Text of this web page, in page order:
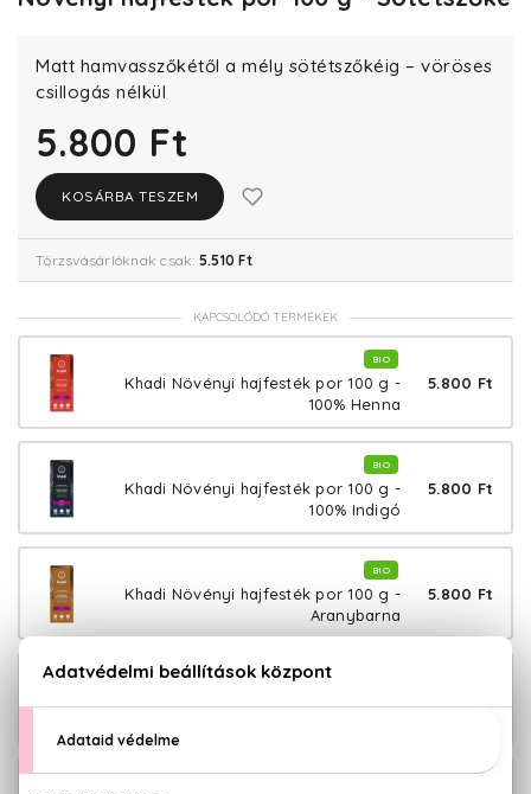
Matt hamvasszőkétől a mély sötétszőkéig – vöröses
csillogás nélkül
5.800 Ft
KOSÁRBA TESZEM
Törzsvásárlóknak csak: 5.510 Ft
KAPCSOLÓDÓ TERMÉKEK
BIO
Khadi Növényi hajfesték por 100 g -
100% Henna
5.800 Ft
BIO
Khadi Növényi hajfesték por 100 g -
100% Indigó
5.800 Ft
BIO
Khadi Növényi hajfesték por 100 g -
Aranybarna
5.800 Ft